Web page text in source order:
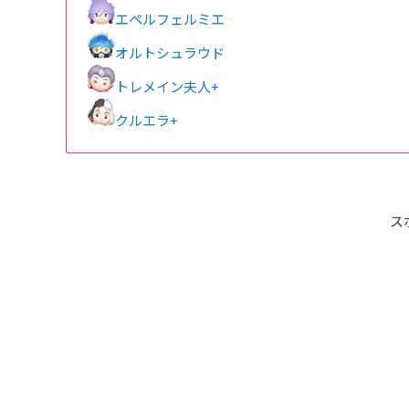
エペルフェルミエ
オルトシュラウド
トレメイン夫人+
クルエラ+
ス